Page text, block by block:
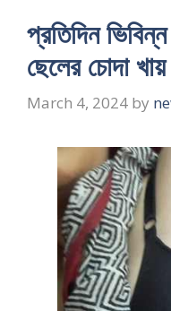
প্রতিদিন
ছেলের চোদা খায়
March 4, 2024 by